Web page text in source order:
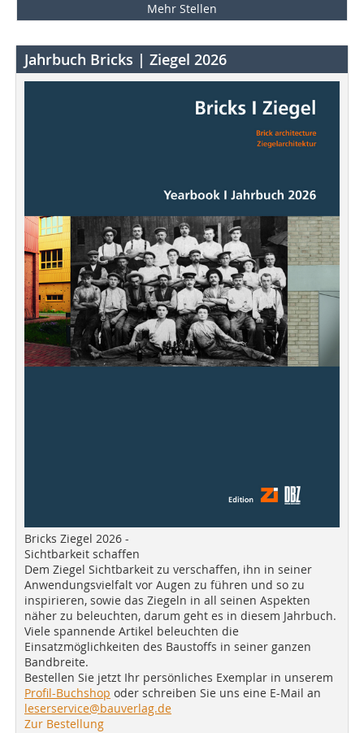
Mehr Stellen
Jahrbuch Bricks | Ziegel 2026
Bricks Ziegel 2026 -
Sichtbarkeit schaffen
Dem Ziegel Sichtbarkeit zu verschaffen, ihn in seiner
Anwendungsvielfalt vor Augen zu führen und so zu
inspirieren, sowie das Ziegeln in all seinen Aspekten
näher zu beleuchten, darum geht es in diesem Jahrbuch.
Viele spannende Artikel beleuchten die
Einsatzmöglichkeiten des Baustoffs in seiner ganzen
Bandbreite.
Bestellen Sie jetzt Ihr persönliches Exemplar in unserem
Profil-Buchshop oder schreiben Sie uns eine E-Mail an
leserservice@bauverlag.de
Zur Bestellung